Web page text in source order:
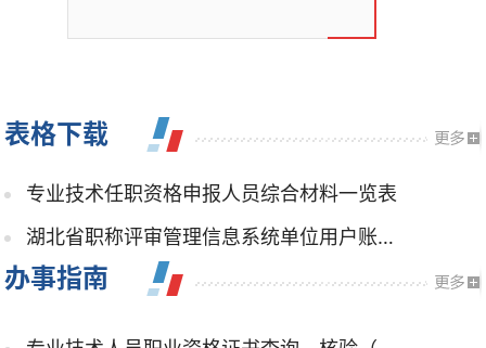
表格下载
专业技术任职资格申报人员综合材料一览表
湖北省职称评审管理信息系统单位用户账号开设申请表
办事指南